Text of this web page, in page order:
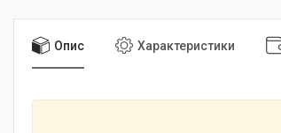
Опис Характеристики